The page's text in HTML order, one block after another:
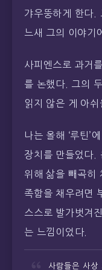
갸우뚱하게 한다.
느새 그의 이야기
사피엔스로 과거
를 논했다. 그의
읽지 않은 게 아쉬
나는 올해 ‘루틴’
장치를 만들었다.
위해 삶을 빼곡히
족함을 채우려면
스스로 발가벗겨
는 느낌이었다.
사람들은 사상